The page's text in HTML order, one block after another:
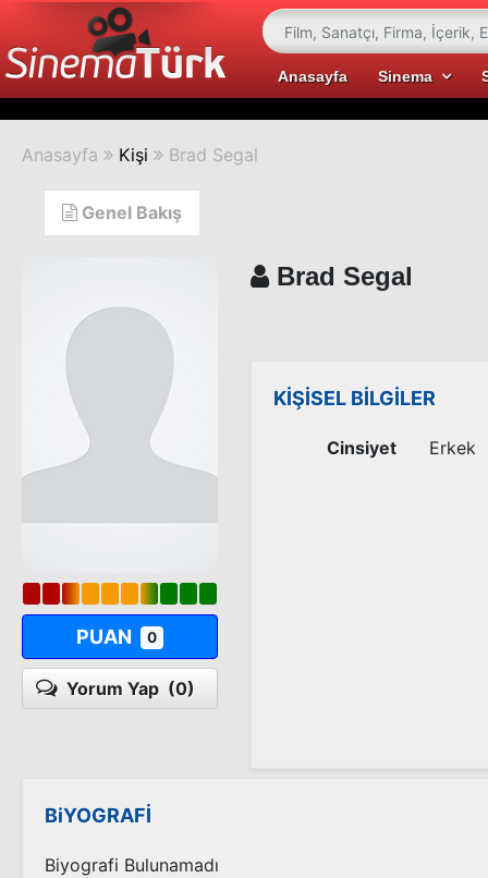
Anasayfa Sinema
Anasayfa Kişi Brad Segal
Genel Bakış
PUAN 0
Yorum Yap (0)
Brad Segal
KİŞİSEL BİLGİLER
Cinsiyet Erkek
BiYOGRAFİ
Biyografi Bulunamadı